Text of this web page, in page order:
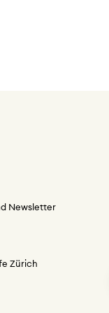
Newsletter
Zürich